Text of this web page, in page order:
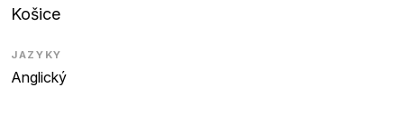
Košice
JAZYKY
Anglický